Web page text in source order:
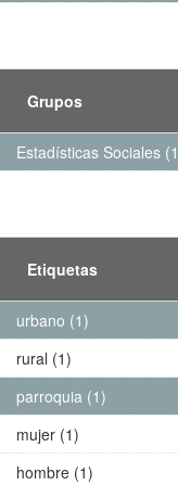
Grupos
Estadísticas Sociales
Etiquetas
urbano (1)
rural (1)
parroquia (1)
mujer (1)
hombre (1)